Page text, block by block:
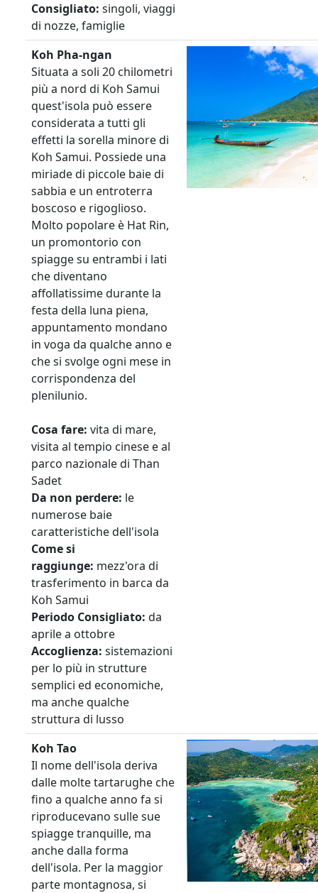
Consigliato: singoli, viaggi
di nozze, famiglie
Koh Pha-ngan
Situata a soli 20 chilometri
più a nord di Koh Samui
quest'isola può essere
considerata a tutti gli
effetti la sorella minore di
Koh Samui. Possiede una
miriade di piccole baie di
sabbia e un entroterra
boscoso e rigoglioso.
Molto popolare è Hat Rin,
un promontorio con
spiagge su entrambi i lati
che diventano
affollatissime durante la
festa della luna piena,
appuntamento mondano
in voga da qualche anno e
che si svolge ogni mese in
corrispondenza del
plenilunio.
Cosa fare: vita di mare,
visita al tempio cinese e al
parco nazionale di Than
Sadet
Da non perdere: le
numerose baie
caratteristiche dell'isola
Come si
raggiunge: mezz'ora di
trasferimento in barca da
Koh Samui
Periodo Consigliato: da
aprile a ottobre
Accoglienza: sistemazioni
per lo più in strutture
semplici ed economiche,
ma anche qualche
struttura di lusso
Koh Tao
Il nome dell'isola deriva
dalle molte tartarughe che
fino a qualche anno fa si
riproducevano sulle sue
spiagge tranquille, ma
anche dalla forma
dell'isola. Per la maggior
parte montagnosa, si